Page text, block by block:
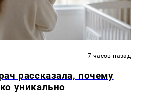
7 часов назад
рассказала, почему
уникально